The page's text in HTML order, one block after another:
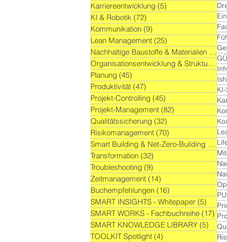
Karriereentwicklung (5)
KI & Robotik (72)
Kommunikation (9)
Lean Management (25)
Nachhaltige Baustoffe & Materialien (9)9
Organisationsentwicklung & Struktur(60)
Planung (45)
Produktivität (47)
Projekt-Controlling (45)
Projekt-Management (82)
Qualitätssicherung (32)
Risikomanagement (70)
Smart Building & Net-Zero-Building (21)
Transformation (32)
Troubleshooting (9)
Zeitmanagement (14)
Buchempfehlungen (16)
SMART INSIGHTS - Whitepaper (5) 5
SMART WORKS - Fachbuchreihe (17) 17
SMART KNOWLEDGE LIBRARY (5) 5
TOOLKIT Spotlight (4)